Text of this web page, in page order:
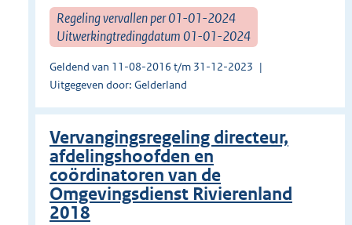
Regeling vervallen per 01-01-2024
Uitwerkingtredingdatum 01-01-2024
Geldend van 11-08-2016 t/m 31-12-2023
Uitgegeven door: Gelderland
Vervangingsregeling directeur,
afdelingshoofden en
coördinatoren van de
Omgevingsdienst Rivierenland
2018